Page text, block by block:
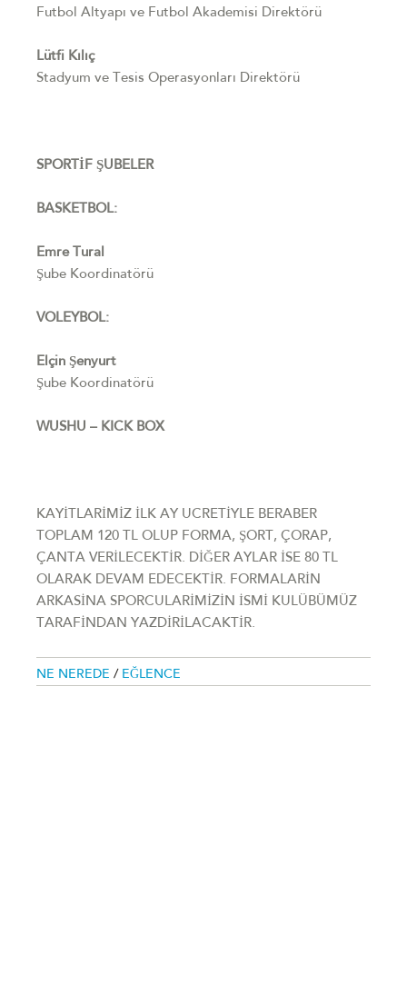
Futbol Altyapı ve Futbol Akademisi Direktörü
Lütfi Kılıç
Stadyum ve Tesis Operasyonları Direktörü
SPORTİF ŞUBELER
BASKETBOL:
Emre Tural
Şube Koordinatörü
VOLEYBOL:
Elçin Şenyurt
Şube Koordinatörü
WUSHU – KICK BOX
KAYİTLARİMİZ İLK AY UCRETİYLE BERABER
TOPLAM 120 TL OLUP FORMA, ŞORT, ÇORAP,
ÇANTA VERİLECEKTİR. DİĞER AYLAR İSE 80 TL
OLARAK DEVAM EDECEKTİR. FORMALARİN
ARKASİNA SPORCULARİMİZİN İSMİ KULÜBÜMÜZ
TARAFİNDAN YAZDİRİLACAKTİR.
NE NEREDE / EĞLENCE